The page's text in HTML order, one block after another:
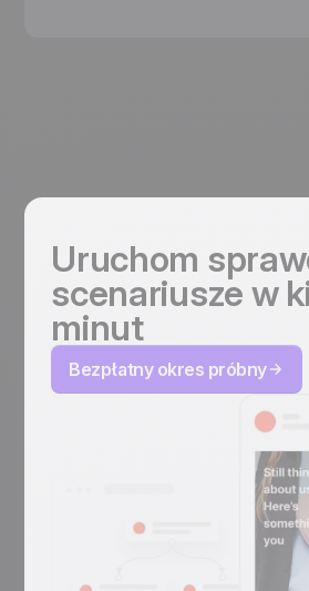
Uruchom
scenariusze w
minut
Bezpłatny okres próbny